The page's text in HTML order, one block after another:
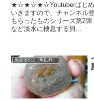
★☆★☆★☆Youtuberはじ
いきますので、チャンネル
もらったものシリーズ第2
など淡水に棲息する貝...
魚介その2（魚以外）